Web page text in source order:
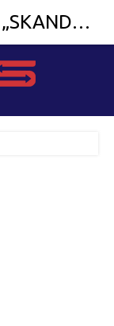
Renatas Jukonis - UAB „SKANDEKA“